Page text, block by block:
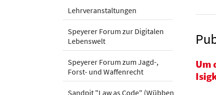
Lehrveranstaltungen
Speyerer Forum zur Digitalen
Lebenswelt
Speyerer Forum zum Jagd-,
Forst- und Waffenrecht
Sandpit "Law as Code" (Wübben
Um